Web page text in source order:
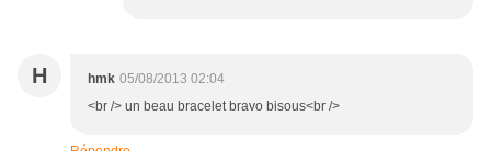
H hmk 05/08/2013 02:04
<br /> un beau bracelet bravo bisous<br />